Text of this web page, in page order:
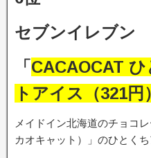
セブンイレブン
「 CACAOCAT
トアイス（321円）
メイドイン北海道のチョコ
カオキャット）」のひとくち